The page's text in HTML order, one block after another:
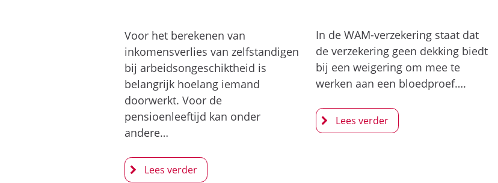
Voor het berekenen van
inkomensverlies van zelfstandigen
bij arbeidsongeschiktheid is
belangrijk hoelang iemand
doorwerkt. Voor de
pensioenleeftijd kan onder
andere…
In de WAM-verzekering staat dat
de verzekering geen dekking biedt
bij een weigering om mee te
werken aan een bloedproef….